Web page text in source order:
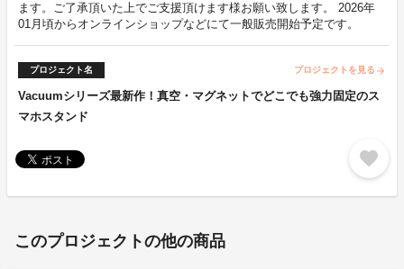
ます。ご了承頂いた上でご支援頂けます様お願い致します。 2026年
01月頃からオンラインショップなどにて一般販売開始予定です。
プロジェクト名 プロジェクトを見る arrow_forward
Vacuumシリーズ最新作！真空・マグネットでどこでも強力固定のス
マホスタンド
favorite
このプロジェクトの他の商品